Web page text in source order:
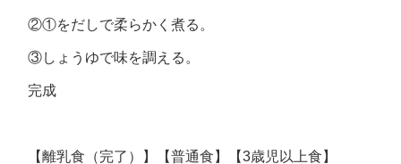
②①をだしで柔らかく煮る。
③しょうゆで味を調える。
完成
【離乳食（完了）】【普通食】【3歳児以上食】